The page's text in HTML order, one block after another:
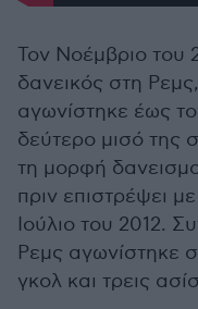
Τον Νοέμβριο
δανεικός στη
αγωνίστηκε έως
δεύτερο μισό της
τη μορφή
πριν επιστρέψει
Ιούλιο του 2012.
Ρεμς αγωνίστηκε
γκολ και τρεις